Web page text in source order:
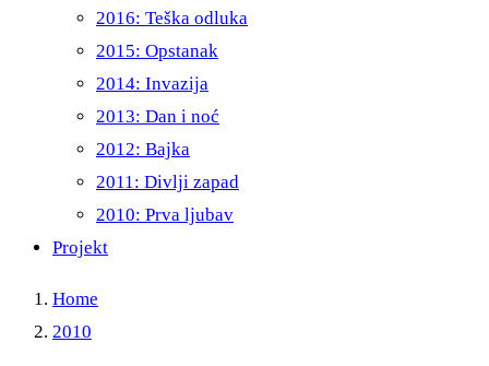
2016: Teška odluka
2015: Opstanak
2014: Invazija
2013: Dan i noć
2012: Bajka
2011: Divlji zapad
2010: Prva ljubav
Projekt
Home
2010